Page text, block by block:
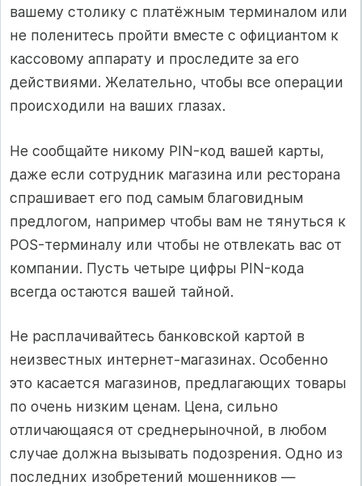
вашему столику с платёжным терминалом или
не поленитесь пройти вместе с официантом к
кассовому аппарату и проследите за его
действиями. Желательно, чтобы все операции
происходили на ваших глазах.
Не сообщайте никому PIN-код вашей карты,
даже если сотрудник магазина или ресторана
спрашивает его под самым благовидным
предлогом, например чтобы вам не тянуться к
POS-терминалу или чтобы не отвлекать вас от
компании. Пусть четыре цифры PIN-кода
всегда остаются вашей тайной.
Не расплачивайтесь банковской картой в
неизвестных интернет-магазинах. Особенно
это касается магазинов, предлагающих товары
по очень низким ценам. Цена, сильно
отличающаяся от среднерыночной, в любом
случае должна вызывать подозрения. Одно из
последних изобретений мошенников —